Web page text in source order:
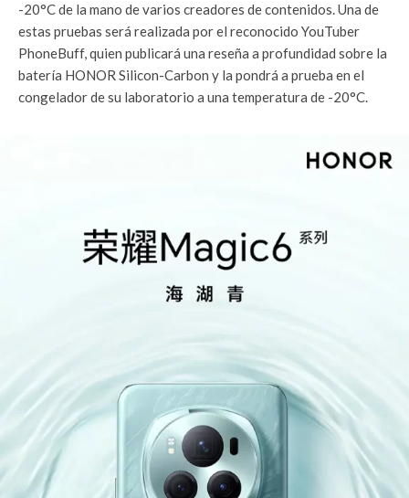
-20°C de la mano de varios creadores de contenidos. Una de
estas pruebas será realizada por el reconocido YouTuber
PhoneBuff, quien publicará una reseña a profundidad sobre la
batería HONOR Silicon-Carbon y la pondrá a prueba en el
congelador de su laboratorio a una temperatura de -20°C.